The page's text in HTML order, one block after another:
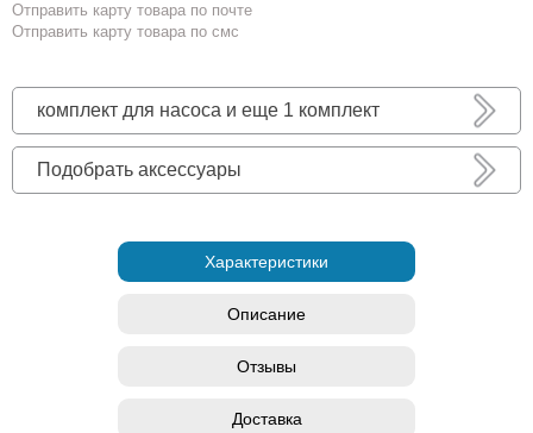
Отправить карту товара по почте
Отправить карту товара по смс
комплект для насоса и еще 1 комплект
Подобрать аксессуары
Характеристики
Описание
Отзывы
Доставка